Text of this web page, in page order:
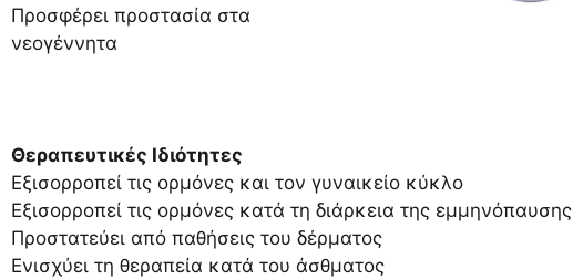
Προσφέρει προστασία στα
νεογέννητα
Θεραπευτικές Ιδιότητες
Εξισορροπεί τις ορμόνες και τον γυναικείο κύκλο
Εξισορροπεί τις ορμόνες κατά τη διάρκεια της εμμηνόπαυσης
Προστατεύει από παθήσεις του δέρματος
Ενισχύει τη θεραπεία κατά του άσθματος